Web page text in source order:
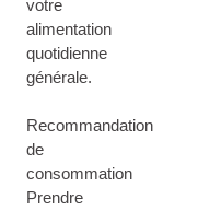
votre
alimentation
quotidienne
générale.
Recommandation
de
consommation
Prendre